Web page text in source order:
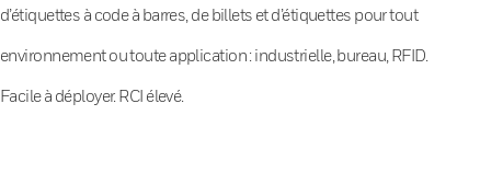
d’étiquettes à code à barres, de billets et d’étiquettes pour tout
environnement ou toute application : industrielle, bureau, RFID.
Facile à déployer. RCI élevé.